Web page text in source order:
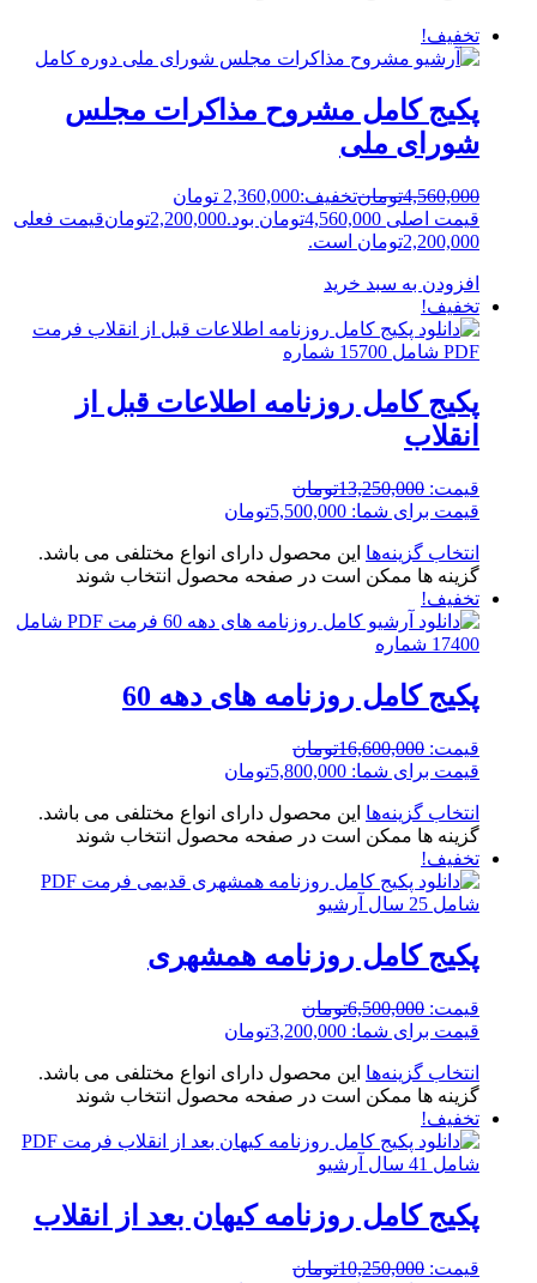
تخفیف!
پکیج کامل مشروح مذاکرات مجلس
شورای ملی
4,560,000تومانتخفیف:2,360,000 تومان
قیمت اصلی 4,560,000تومان بود.
2,200,000تومانقیمت فعلی
2,200,000تومان است.
افزودن به سبد خرید
تخفیف!
پکیج کامل روزنامه اطلاعات قبل از
انقلاب
قیمت: 13,250,000تومان
قیمت برای شما: 5,500,000تومان
انتخاب گزینه‌ها این محصول دارای انواع مختلفی می باشد.
گزینه ها ممکن است در صفحه محصول انتخاب شوند
تخفیف!
پکیج کامل روزنامه های دهه 60
قیمت: 16,600,000تومان
قیمت برای شما: 5,800,000تومان
انتخاب گزینه‌ها این محصول دارای انواع مختلفی می باشد.
گزینه ها ممکن است در صفحه محصول انتخاب شوند
تخفیف!
پکیج کامل روزنامه همشهری
قیمت: 6,500,000تومان
قیمت برای شما: 3,200,000تومان
انتخاب گزینه‌ها این محصول دارای انواع مختلفی می باشد.
گزینه ها ممکن است در صفحه محصول انتخاب شوند
تخفیف!
پکیج کامل روزنامه کیهان بعد از انقلاب
قیمت: 10,250,000تومان